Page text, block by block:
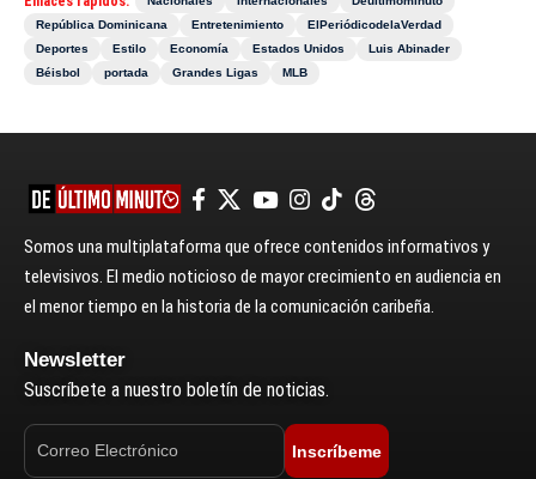
República Dominicana
Entretenimiento
ElPeriódicodelaVerdad
Deportes
Estilo Economía Estados Unidos
Luis Abinader
Béisbol
portada Grandes Ligas MLB
Somos una multiplataforma que ofrece contenidos informativos y
televisivos. El medio noticioso de mayor crecimiento en audiencia en
el menor tiempo en la historia de la comunicación caribeña.
Newsletter
Suscríbete a nuestro boletín de noticias.
Inscríbeme